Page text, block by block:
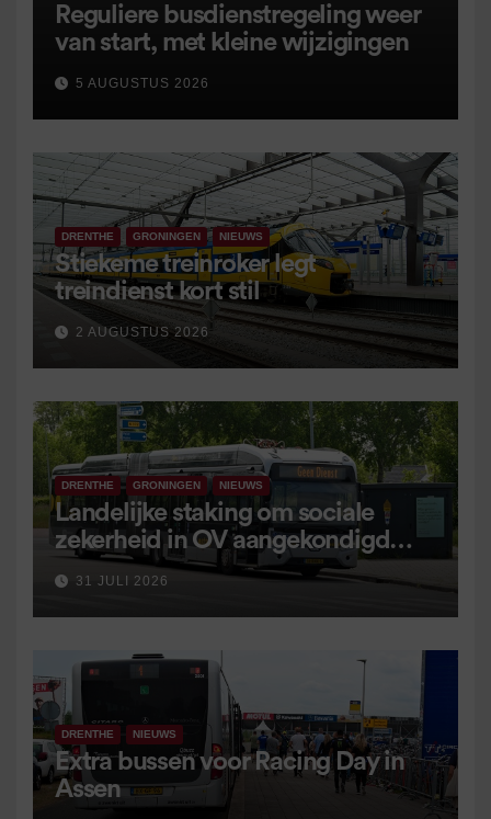
Reguliere busdienstregeling weer
van start, met kleine wijzigingen
5 AUGUSTUS 2026
DRENTHE GRONINGEN NIEUWS
Stiekeme treinroker legt
treindienst kort stil
2 AUGUSTUS 2026
DRENTHE GRONINGEN NIEUWS
Landelijke staking om sociale
zekerheid in OV aangekondigd
voor 9 september
31 JULI 2026
DRENTHE NIEUWS
Extra bussen voor Racing Day in
Assen